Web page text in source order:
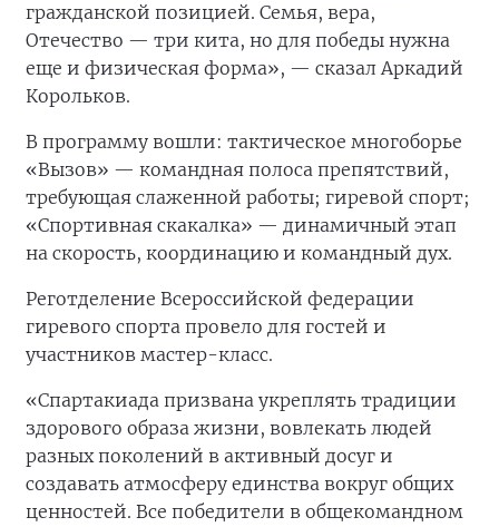
гражданской позицией. Семья, вера,
Отечество — три кита, но для победы нужна
еще и физическая форма», — сказал Аркадий
Корольков.
В программу вошли: тактическое многоборье
«Вызов» — командная полоса препятствий,
требующая слаженной работы; гиревой спорт;
«Спортивная скакалка» — динамичный этап
на скорость, координацию и командный дух.
Реготделение Всероссийской федерации
гиревого спорта провело для гостей и
участников мастер-класс.
«Спартакиада призвана укреплять традиции
здорового образа жизни, вовлекать людей
разных поколений в активный досуг и
создавать атмосферу единства вокруг общих
ценностей. Все победители в общекомандном